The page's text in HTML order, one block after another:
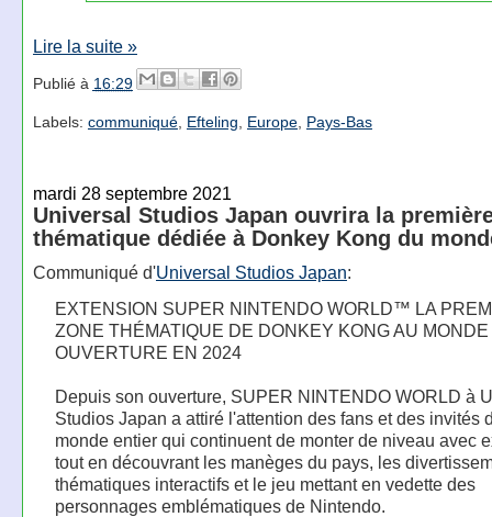
Lire la suite »
Publié à 16:29
Labels: communiqué, Efteling Europe, Pays-Bas
mardi 28 septembre 2021
Universal Studios Japan ouvrira la
thématique dédiée à Donkey Kong du
Communiqué d'Universal Studios Japan:
EXTENSION SUPER NINTENDO WORLD™ LA
ZONE THÉMATIQUE DE DONKEY KONG AU MONDE
OUVERTURE EN 2024
Depuis son ouverture, SUPER NINTENDO WORLD à
Studios Japan a attiré l'attention des fans et des invités
monde entier qui continuent de monter de niveau avec
tout en découvrant les manèges du pays, les
thématiques interactifs et le jeu mettant en vedette des
personnages emblématiques de Nintendo.